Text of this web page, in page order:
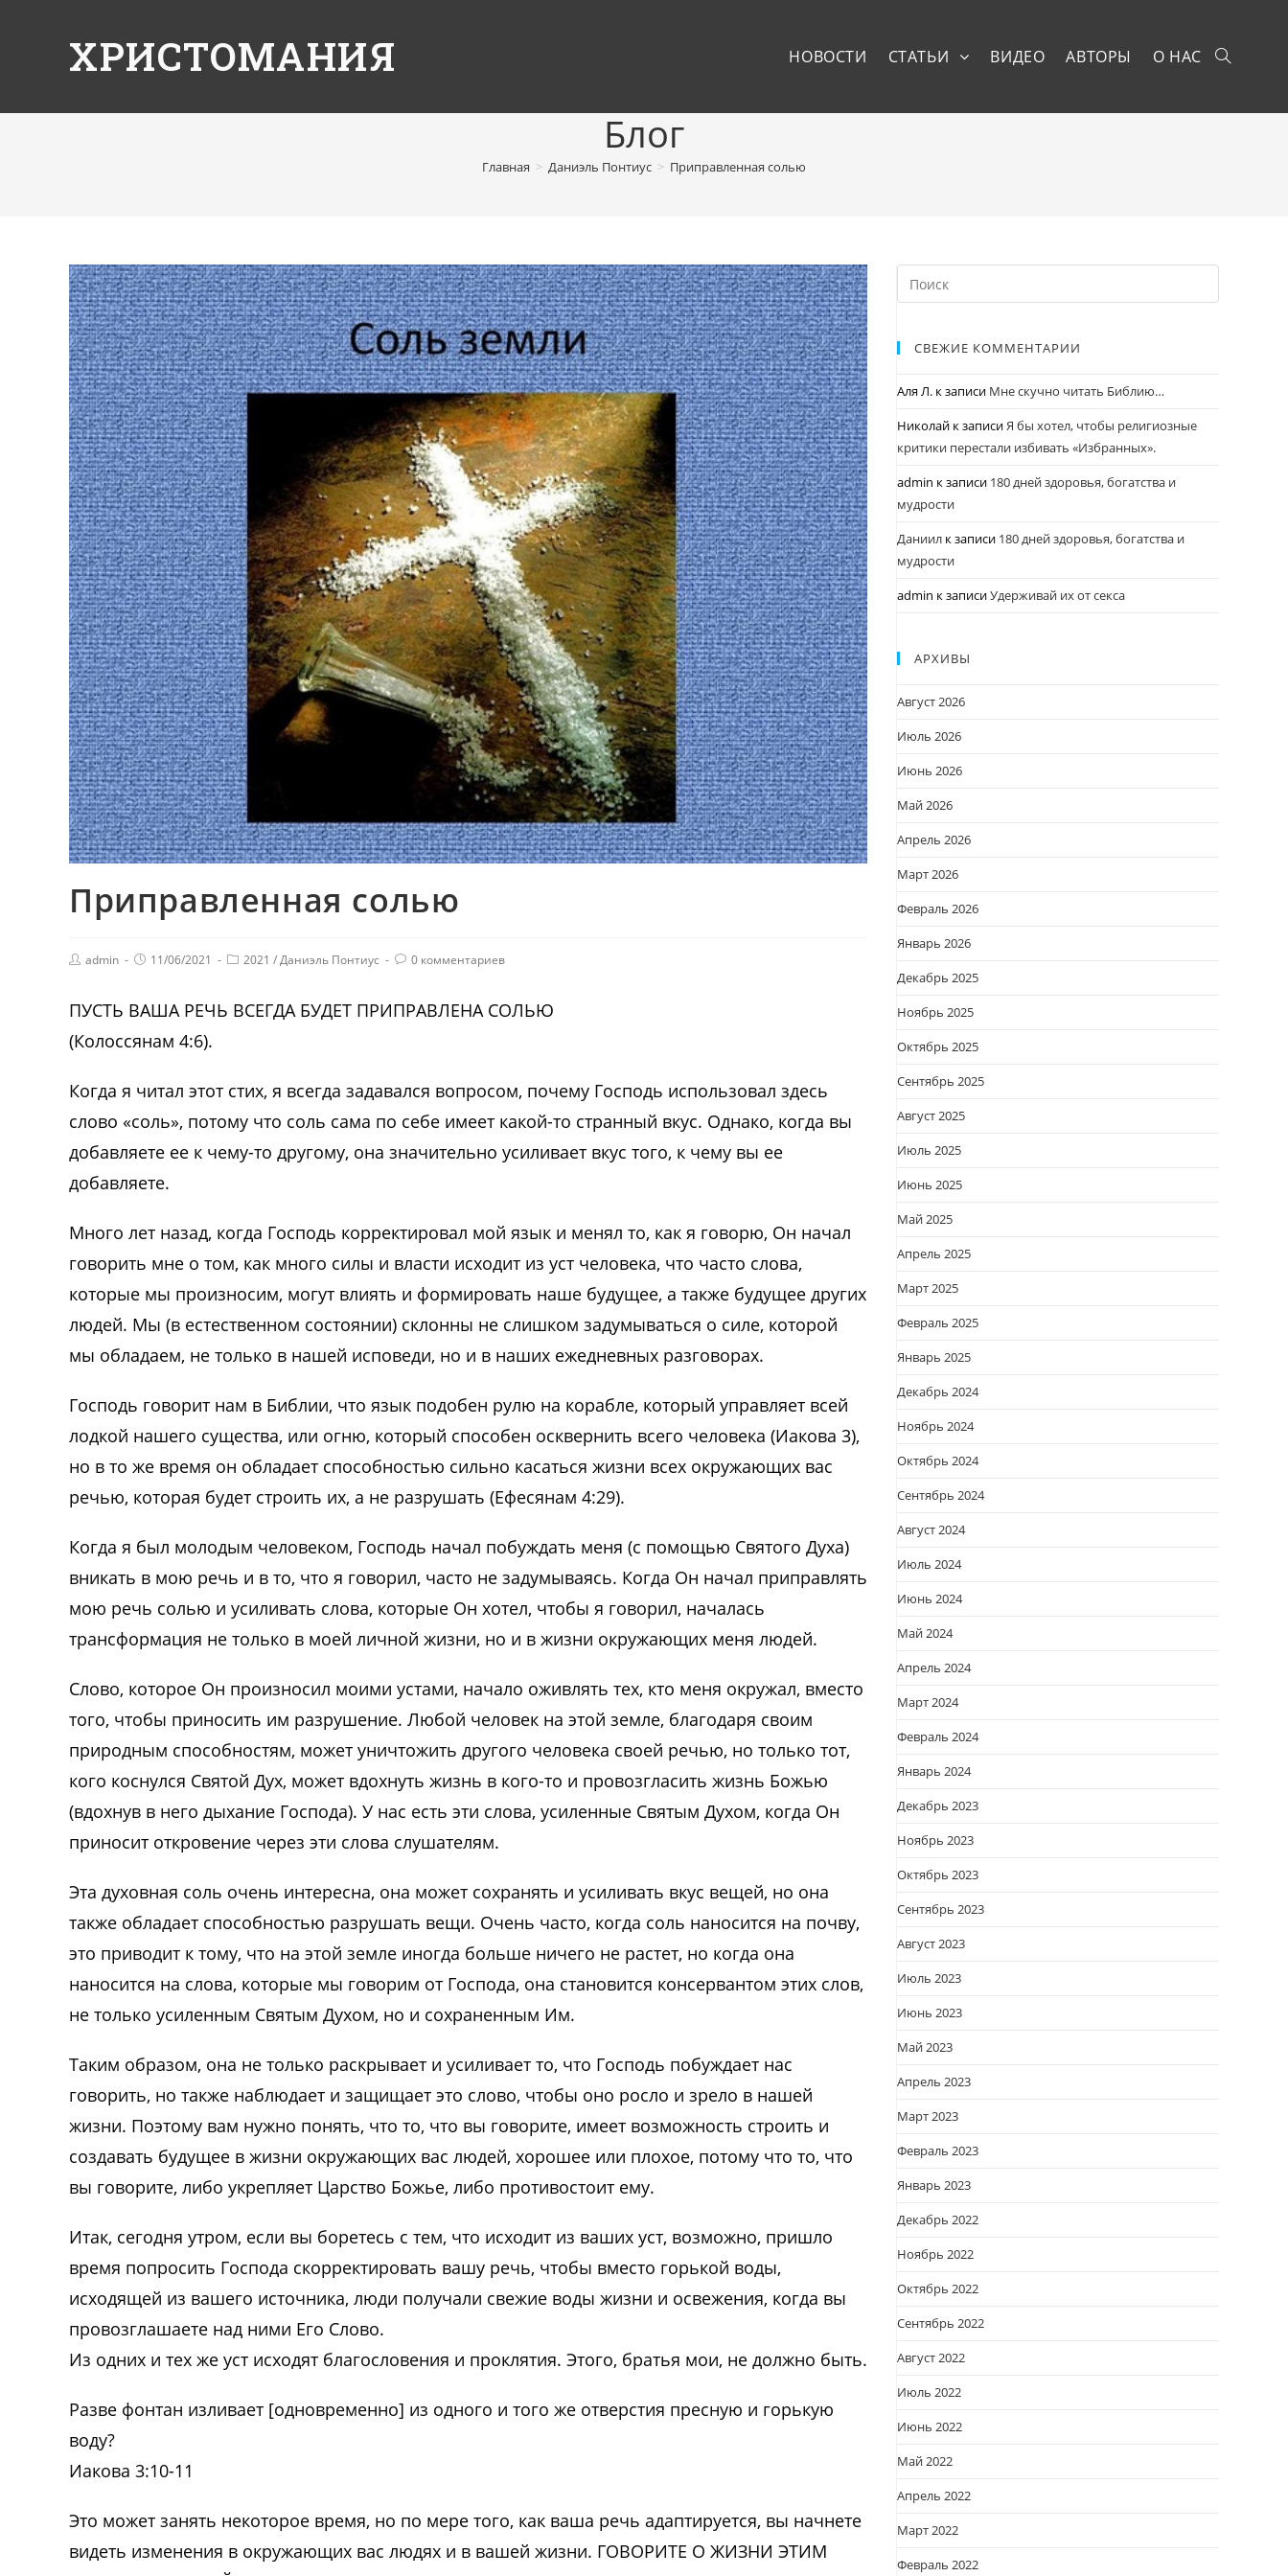
ХРИСТОМАНИЯ НОВОСТИ СТАТЬИ ВИДЕО АВТОРЫ О НАС
Блог
Главная > Даниэль Понтиус > Приправленная солью
Приправленная солью
admin 11/06/2021 2021 /Даниэль Понтиус 0 комментариев
ПУСТЬ ВАША РЕЧЬ ВСЕГДА БУДЕТ ПРИПРАВЛЕНА СОЛЬЮ
(Колоссянам 4:6).
Когда я читал этот стих, я всегда задавался вопросом, почему Господь использовал здесь
слово «соль», потому что соль сама по себе имеет какой-то странный вкус. Однако, когда вы
добавляете ее к чему-то другому, она значительно усиливает вкус того, к чему вы ее
добавляете.
Много лет назад, когда Господь корректировал мой язык и менял то, как я говорю, Он начал
говорить мне о том, как много силы и власти исходит из уст человека, что часто слова,
которые мы произносим, могут влиять и формировать наше будущее, а также будущее других
людей. Мы (в естественном состоянии) склонны не слишком задумываться о силе, которой
мы обладаем, не только в нашей исповеди, но и в наших ежедневных разговорах.
Господь говорит нам в Библии, что язык подобен рулю на корабле, который управляет всей
лодкой нашего существа, или огню, который способен осквернить всего человека (Иакова 3),
но в то же время он обладает способностью сильно касаться жизни всех окружающих вас
речью, которая будет строить их, а не разрушать (Ефесянам 4:29).
Когда я был молодым человеком, Господь начал побуждать меня (с помощью Святого Духа)
вникать в мою речь и в то, что я говорил, часто не задумываясь. Когда Он начал приправлять
мою речь солью и усиливать слова, которые Он хотел, чтобы я говорил, началась
трансформация не только в моей личной жизни, но и в жизни окружающих меня людей.
Слово, которое Он произносил моими устами, начало оживлять тех, кто меня окружал, вместо
того, чтобы приносить им разрушение. Любой человек на этой земле, благодаря своим
природным способностям, может уничтожить другого человека своей речью, но только тот,
кого коснулся Святой Дух, может вдохнуть жизнь в кого-то и провозгласить жизнь Божью
(вдохнув в него дыхание Господа). У нас есть эти слова, усиленные Святым Духом, когда Он
приносит откровение через эти слова слушателям.
Эта духовная соль очень интересна, она может сохранять и усиливать вкус вещей, но она
также обладает способностью разрушать вещи. Очень часто, когда соль наносится на почву,
это приводит к тому, что на этой земле иногда больше ничего не растет, но когда она
наносится на слова, которые мы говорим от Господа, она становится консервантом этих слов,
не только усиленным Святым Духом, но и сохраненным Им.
Таким образом, она не только раскрывает и усиливает то, что Господь побуждает нас
говорить, но также наблюдает и защищает это слово, чтобы оно росло и зрело в нашей
жизни. Поэтому вам нужно понять, что то, что вы говорите, имеет возможность строить и
создавать будущее в жизни окружающих вас людей, хорошее или плохое, потому что то, что
вы говорите, либо укрепляет Царство Божье, либо противостоит ему.
Итак, сегодня утром, если вы боретесь с тем, что исходит из ваших уст, возможно, пришло
время попросить Господа скорректировать вашу речь, чтобы вместо горькой воды,
исходящей из вашего источника, люди получали свежие воды жизни и освежения, когда вы
провозглашаете над ними Его Слово.
Из одних и тех же уст исходят благословения и проклятия. Этого, братья мои, не должно быть.
Разве фонтан изливает [одновременно] из одного и того же отверстия пресную и горькую
воду?
Иакова 3:10-11
Это может занять некоторое время, но по мере того, как ваша речь адаптируется, вы начнете
видеть изменения в окружающих вас людях и в вашей жизни. ГОВОРИТЕ О ЖИЗНИ ЭТИМ
СВЕЖИЕ КОММЕНТАРИИ
Аля Л. к записи Мне скучно читать Библию…
Николай к записиЯ бы хотел, чтобы религиозные
критики перестали избивать «Избранных».
admin к записи 180 дней здоровья, богатства и
мудрости
Даниил к записи 180 дней здоровья, богатства и
мудрости
admin к записиУдерживай их от секса
АРХИВЫ
Август 2026
Июль 2026
Июнь 2026
Май 2026
Апрель 2026
Март 2026
Февраль 2026
Январь 2026
Декабрь 2025
Ноябрь 2025
Октябрь 2025
Сентябрь 2025
Август 2025
Июль 2025
Июнь 2025
Май 2025
Апрель 2025
Март 2025
Февраль 2025
Январь 2025
Декабрь 2024
Ноябрь 2024
Октябрь 2024
Сентябрь 2024
Август 2024
Июль 2024
Июнь 2024
Май 2024
Апрель 2024
Март 2024
Февраль 2024
Январь 2024
Декабрь 2023
Ноябрь 2023
Октябрь 2023
Сентябрь 2023
Август 2023
Июль 2023
Июнь 2023
Май 2023
Апрель 2023
Март 2023
Февраль 2023
Январь 2023
Декабрь 2022
Ноябрь 2022
Октябрь 2022
Сентябрь 2022
Август 2022
Июль 2022
Июнь 2022
Май 2022
Апрель 2022
Март 2022
Февраль 2022